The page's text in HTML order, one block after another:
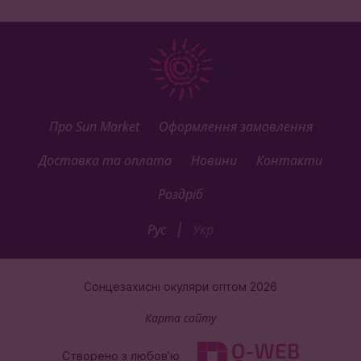
погоду ці аксесуари не тільки додадуть своєму
власникові елегантності, але і захистять очі від
негативного впливу ультрафіолетових променів
Про Sun Market
Оформлення замовлення
Доставка та оплата
Новини
Контакти
Роздріб
Рус
| Укр
Сонцезахисні окуляри оптом 2026
Карта сайту
Створено з любов’ю